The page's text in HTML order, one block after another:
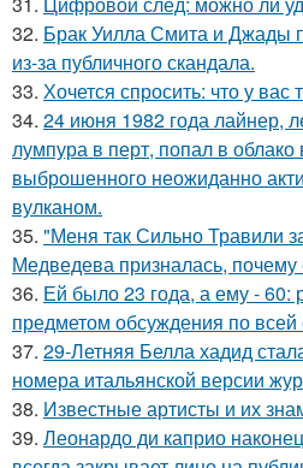
32. Брак Уилла Смита и Джады
из-за публичного скандала.
33. Хочется спросить: что у вас
34. 24 июня 1982 года лайнер,
лумпура в перт, попал в облако
выброшенного неожиданно
вулканом.
35. "Меня так Сильно Травили
Медведева призналась, почему
36. Ей было 23 года, а ему - 60:
предметом обсуждения по всей
37. 29-Летняя Белла хадид
номера итальянской версии
38. Известные артисты и их
39. Леонардо ди каприо